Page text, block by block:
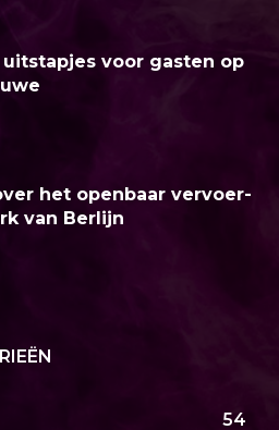
uitstapjes voor gasten op
het openbaar vervoer-
van Berlijn
54